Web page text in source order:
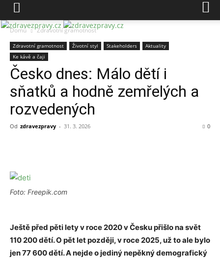
Domů Zdravotní gramotnost
Zdravotní gramotnost Životní styl Stakeholders
Aktuality
Ke kávě a čaji
Česko dnes: Málo dětí i
sňatků a hodně zemřelých a
rozvedených
Od zdravezpravy - 31. 3. 2026 0
Foto: Freepik.com
Ještě před pěti lety v roce 2020 v Česku přišlo na svět
110 200 dětí. O pět let později, v roce 2025, už to ale bylo
jen 77 600 dětí. A nejde o jediný nepěkný demografický